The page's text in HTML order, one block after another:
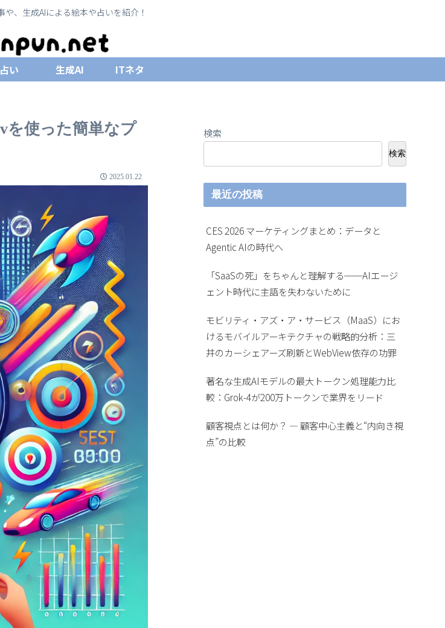
や、生成AIによる絵本や占いを紹介！
占い 生成AI ITネタ
を使った簡単なプ
2025.01.22
検索
検索
最近の投稿
CES 2026 マーケティングまとめ：データと
Agentic AIの時代へ
「SaaSの死」をちゃんと理解する──AIエージ
ェント時代に主語を失わないために
モビリティ・アズ・ア・サービス（MaaS）にお
けるモバイルアーキテクチャの戦略的分析：三
井のカーシェアーズ刷新とWebView依存の功罪
著名な生成AIモデルの最大トークン処理能力比
較：Grok-4が200万トークンで業界をリード
顧客視点とは何か？ — 顧客中心主義と“内向き視
点”の比較